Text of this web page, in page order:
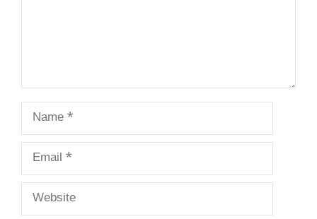
Name
Email
Website